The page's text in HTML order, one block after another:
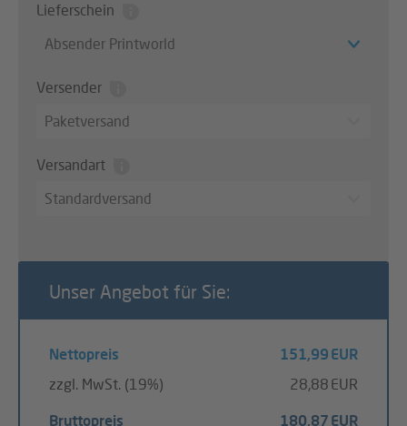
Lieferschein
Absender Printworld
Versender
Paketversand
Versandart
Standardversand
Unser Angebot für Sie:
Nettopreis
151,99 EUR
zzgl. MwSt. (19%)
28,88 EUR
Bruttopreis 180,87 EUR